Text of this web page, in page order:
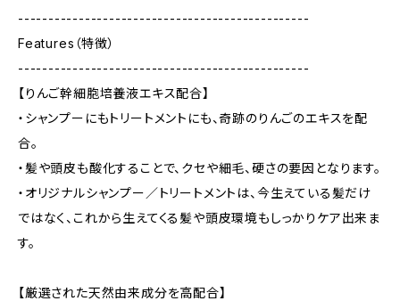
------------------------------------------------
Features（特徴）
------------------------------------------------
【りんご幹細胞培養液エキス配合】
・シャンプーにもトリートメントにも、奇跡のりんごのエキスを配
合。
・髪や頭皮も酸化することで、クセや細毛、硬さの要因となります。
・オリジナルシャンプー／トリートメントは、今生えている髪だけ
ではなく、これから生えてくる髪や頭皮環境もしっかりケア出来ま
す。
【厳選された天然由来成分を高配合】